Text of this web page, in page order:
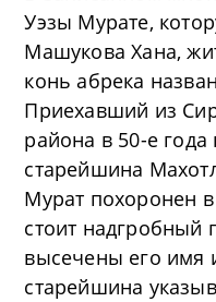
Уэзы Мурате,
Машукова Хана,
конь абрека
Приехавший из
района в 50-е
старейшина
Мурат похоронен
стоит надгробный
высечены его имя
старейшина